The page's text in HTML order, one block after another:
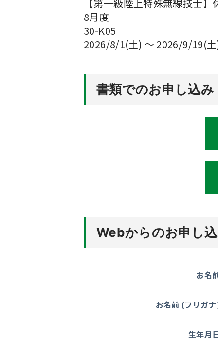
【第一級陸上特殊無線技士】
8月度
30-K05
2026/8/1(土) ～ 2026/9/19(
書類でのお申し込み
Webからのお申し
お名
お名前 (フリガ
生年月